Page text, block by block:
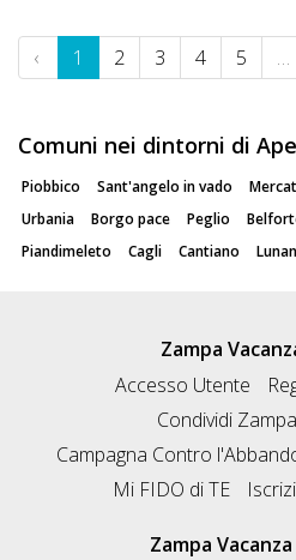
‹ 1 2 3 4 5 …
Comuni nei dintorni di
Piobbico Sant'angelo in vado
Urbania
Borgo pace Peglio
Piandimeleto
Cagli Cantiano
Zampa
Accesso Utente
Condividi
Campagna Contro
Mi FIDO di TE
Zampa